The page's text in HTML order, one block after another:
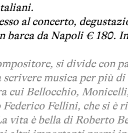
al concerto,
barca da Napoli € 180.
si divide con
musica per più
cui Bellocchio,
Federico Fellini, che si
vita è bella di Roberto